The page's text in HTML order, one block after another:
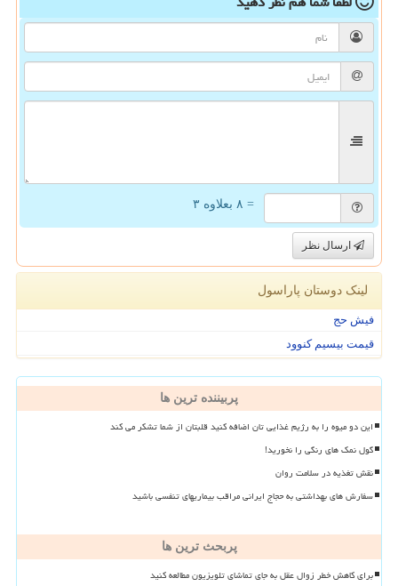
= ۸ بعلاوه ۳
ارسال نظر
لینک دوستان پاراسول
فیش حج
قیمت بیسیم کنوود
پربیننده ترین ها
این دو میوه را به رژیم غذایی تان اضافه کنید قلبتان از شما تشکر می کند
گول نمک های رنگی را نخورید!
نقش تغذیه در سلامت روان
سفارش های بهداشتی به حجاج ایرانی مراقب بیماریهای تنفسی باشید
پربحث ترین ها
برای کاهش خطر زوال عقل به جای تماشای تلویزیون مطالعه کنید